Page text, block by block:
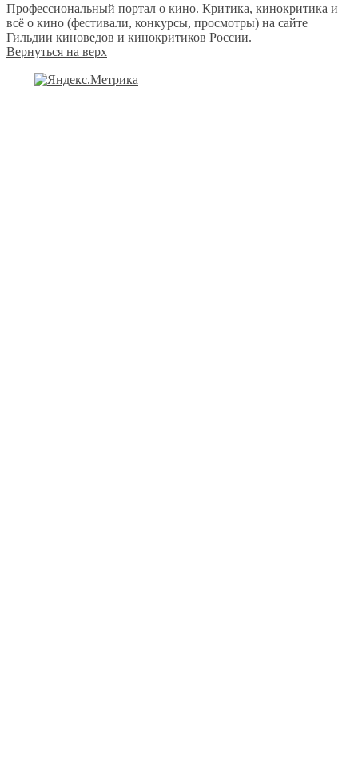
Профессиональный портал о кино. Критика, кинокритика и
всё о кино (фестивали, конкурсы, просмотры) на сайте
Гильдии киноведов и кинокритиков России.
Вернуться на верх